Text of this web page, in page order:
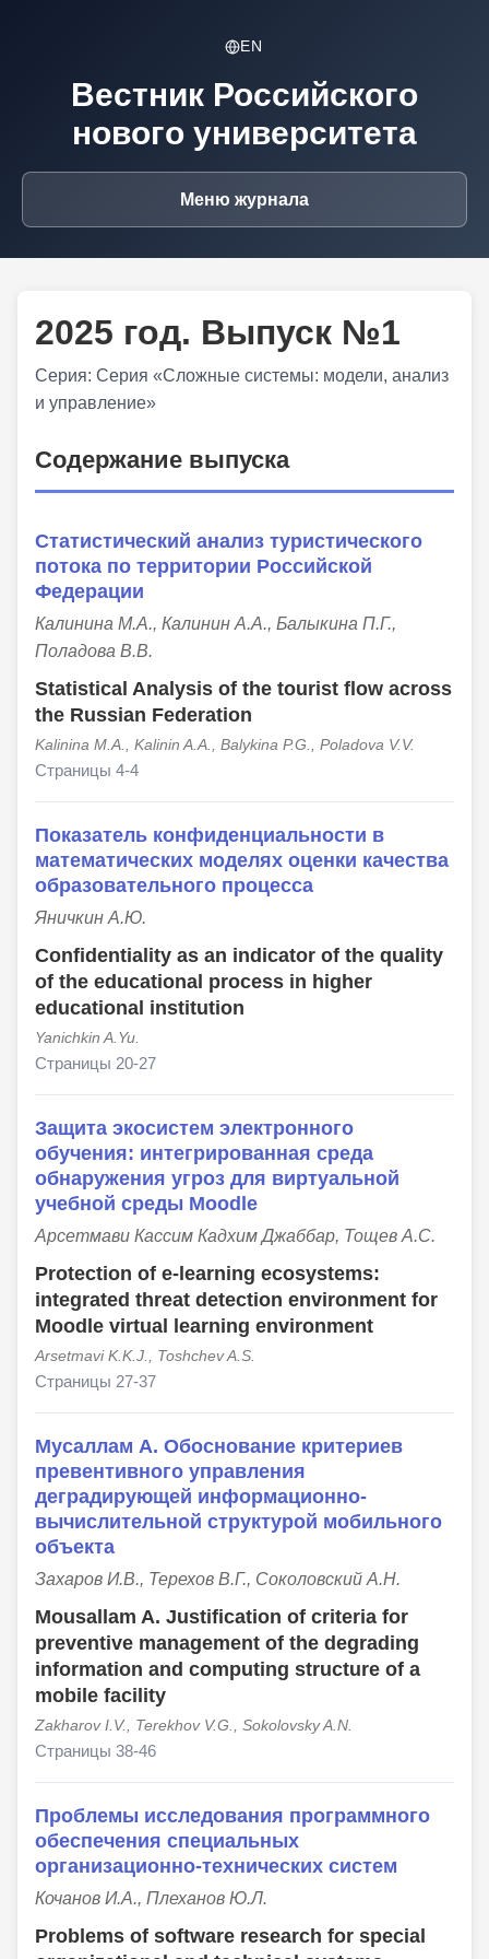
EN
Вестник Российского
нового университета
Меню журнала
2025 год. Выпуск №1
Серия: Серия «Сложные системы: модели, анализ
и управление»
Содержание выпуска
Статистический анализ туристического
потока по территории Российской
Федерации
Калинина М.А., Калинин А.А., Балыкина П.Г.,
Поладова В.В.
Statistical Analysis of the tourist flow across
the Russian Federation
Kalinina M.A., Kalinin A.A., Balykina P.G., Poladova V.V.
Страницы 4-4
Показатель конфиденциальности в
математических моделях оценки качества
образовательного процесса
Яничкин А.Ю.
Confidentiality as an indicator of the quality
of the educational process in higher
educational institution
Yanichkin A.Yu.
Страницы 20-27
Защита экосистем электронного
обучения: интегрированная среда
обнаружения угроз для виртуальной
учебной среды Moodle
Арсетмави Кассим Кадхим Джаббар, Тощев А.С.
Protection of e-learning ecosystems:
integrated threat detection environment for
Moodle virtual learning environment
Arsetmavi K.K.J., Toshchev A.S.
Страницы 27-37
Мусаллам А. Обоснование критериев
превентивного управления
деградирующей информационно-
вычислительной структурой мобильного
объекта
Захаров И.В., Терехов В.Г., Соколовский А.Н.
Mousallam A. Justification of criteria for
preventive management of the degrading
information and computing structure of a
mobile facility
Zakharov I.V., Terekhov V.G., Sokolovsky A.N.
Страницы 38-46
Проблемы исследования программного
обеспечения специальных
организационно-технических систем
Кочанов И.А., Плеханов Ю.Л.
Problems of software research for special